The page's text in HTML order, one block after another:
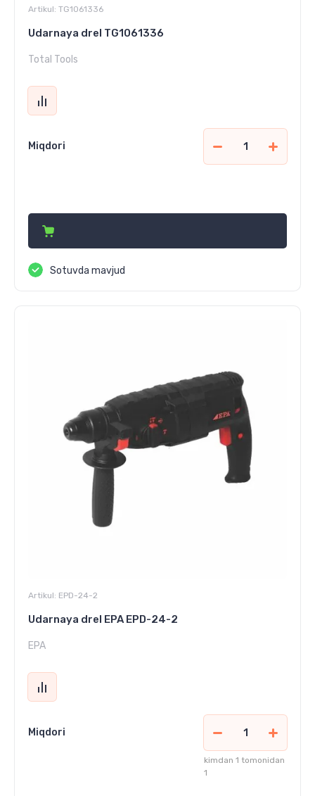
Artikul: TG1061336
Udarnaya drel TG1061336
Total Tools
Miqdori
Sotuvda mavjud
Artikul: EPD-24-2
Udarnaya drel EPA EPD-24-2
EPA
Miqdori
kimdan 1 tomonidan
1